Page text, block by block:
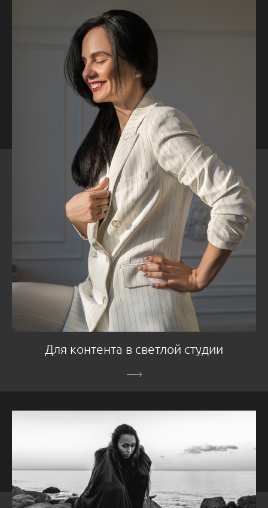
Для контента в светлой студии